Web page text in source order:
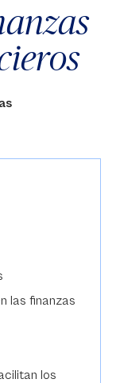
las finanzas
los